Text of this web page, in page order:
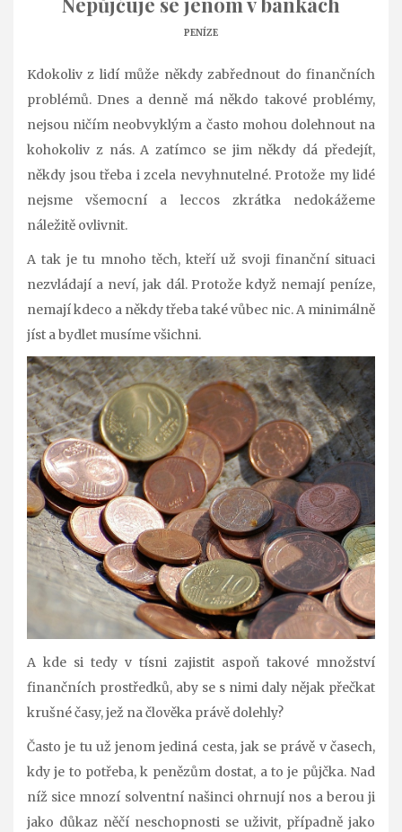
PENÍZE
Kdokoliv z lidí může někdy zabřednout do finančních
problémů. Dnes a denně má někdo takové problémy,
nejsou ničím neobvyklým a často mohou dolehnout na
kohokoliv z nás. A zatímco se jim někdy dá předejít,
někdy jsou třeba i zcela nevyhnutelné. Protože my lidé
nejsme všemocní a leccos zkrátka nedokážeme
náležitě ovlivnit.
A tak je tu mnoho těch, kteří už svoji finanční situaci
nezvládají a neví, jak dál. Protože když nemají peníze,
nemají kdeco a někdy třeba také vůbec nic. A minimálně
jíst a bydlet musíme všichni.
A kde si tedy v tísni zajistit aspoň takové množství
finančních prostředků, aby se s nimi daly nějak přečkat
krušné časy, jež na člověka právě dolehly?
Často je tu už jenom jediná cesta, jak se právě v časech,
kdy je to potřeba, k penězům dostat, a to je půjčka. Nad
níž sice mnozí solventní našinci ohrnují nos a berou ji
jako důkaz něčí neschopnosti se uživit, případně jako